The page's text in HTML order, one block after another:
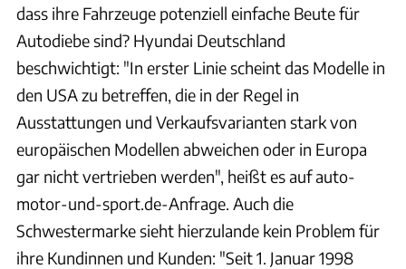
dass ihre Fahrzeuge potenziell einfache Beute für
Autodiebe sind? Hyundai Deutschland
beschwichtigt: "In erster Linie scheint das Modelle in
den USA zu betreffen, die in der Regel in
Ausstattungen und Verkaufsvarianten stark von
europäischen Modellen abweichen oder in Europa
gar nicht vertrieben werden", heißt es auf auto-
motor-und-sport.de-Anfrage. Auch die
Schwestermarke sieht hierzulande kein Problem für
ihre Kundinnen und Kunden: "Seit 1. Januar 1998